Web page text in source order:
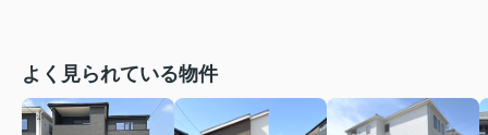
よく見られている物件